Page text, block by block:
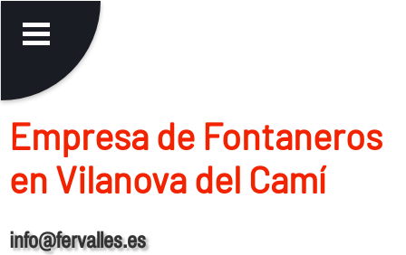
Empresa de Fontaneros
en Vilanova del Camí
info@fervalles.es